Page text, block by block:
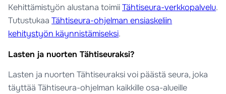
Kehittämistyön alustana toimiiTähtiseura-verkkopalvelu.
TutustukaaTähtiseura-ohjelman ensiaskeliin
kehitystyön käynnistämiseksi.
Lasten ja nuorten Tähtiseuraksi?
Lasten ja nuorten Tähtiseuraksi voi päästä seura, joka
täyttää Tähtiseura-ohjelman kaikkille osa-alueille